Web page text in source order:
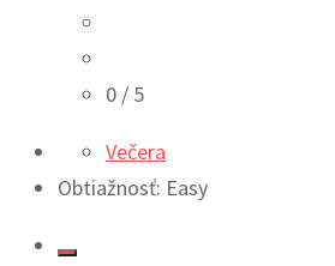
0 / 5
Večera
Obtiažnosť: Easy